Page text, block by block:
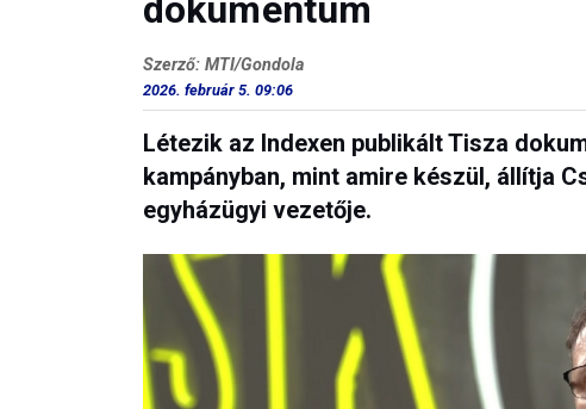
dokumentum
Szerző: MTI/Gondola
2026. február 5. 09:06
Létezik az Indexen publikált Tisza
kampányban, mint amire készül, állítja
egyházügyi vezetője.